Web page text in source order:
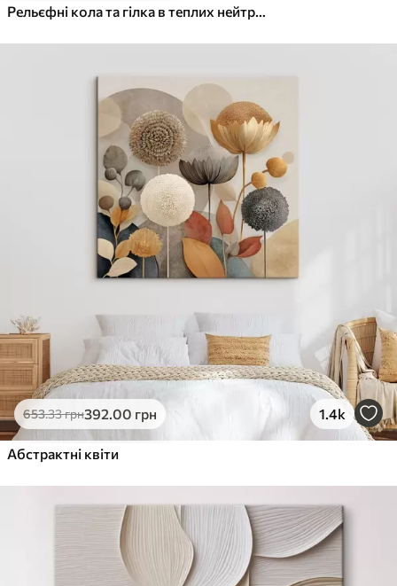
Рельєфні кола та гілка в теплих нейтральних тонах
653.33грн392.00 грн 1.4k
Абстрактні квіти